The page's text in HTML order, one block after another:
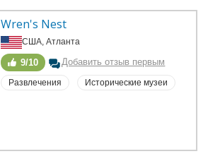
Wren's Nest
США, Атланта
9/10 Добавить отзыв первым
Развлечения Исторические музеи